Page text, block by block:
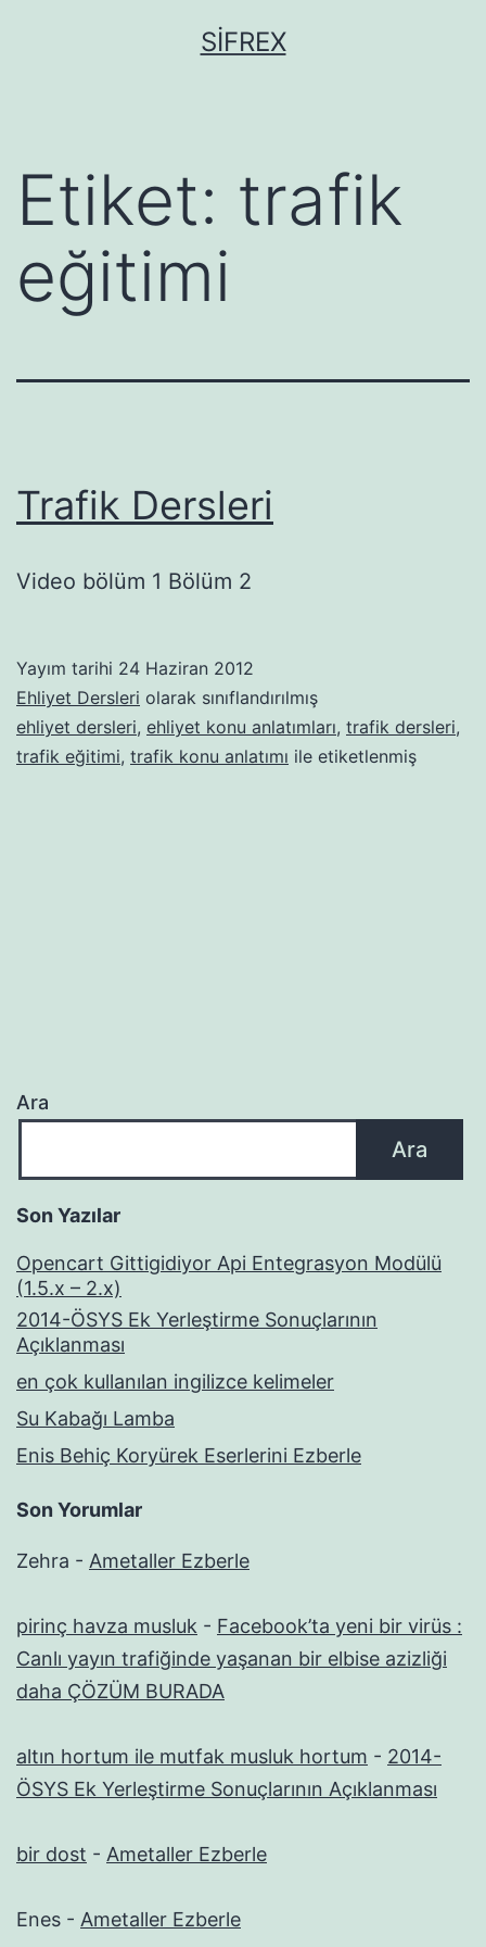
SIFREX
Etiket: trafik
eğitimi
Trafik Dersleri
Video bölüm 1 Bölüm 2
Yayım tarihi 24 Haziran 2012
Ehliyet Dersleri olarak sınıflandırılmış
ehliyet dersleri, ehliyet konu anlatımları, trafik dersleri,
trafik eğitimi, trafik konu anlatımı ile etiketlenmiş
Ara
Ara
Son Yazılar
Opencart Gittigidiyor Api Entegrasyon Modülü
(1.5.x – 2.x)
2014-ÖSYS Ek Yerleştirme Sonuçlarının
Açıklanması
en çok kullanılan ingilizce kelimeler
Su Kabağı Lamba
Enis Behiç Koryürek Eserlerini Ezberle
Son Yorumlar
Zehra - Ametaller Ezberle
pirinç havza musluk - Facebook’ta yeni bir virüs :
Canlı yayın trafiğinde yaşanan bir elbise azizliği
daha ÇÖZÜM BURADA
altın hortum ile mutfak musluk hortum - 2014-
ÖSYS Ek Yerleştirme Sonuçlarının Açıklanması
bir dost - Ametaller Ezberle
Enes - Ametaller Ezberle